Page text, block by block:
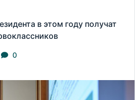
в этом году получат
0